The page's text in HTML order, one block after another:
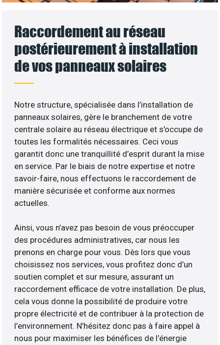
Raccordement au réseau
postérieurement à installation
de vos panneaux solaires
Notre structure, spécialisée dans l’installation de
panneaux solaires, gère le branchement de votre
centrale solaire au réseau électrique et s’occupe de
toutes les formalités nécessaires. Ceci vous
garantit donc une tranquillité d’esprit durant la mise
en service. Par le biais de notre expertise et notre
savoir-faire, nous effectuons le raccordement de
manière sécurisée et conforme aux normes
actuelles.
Ainsi, vous n’avez pas besoin de vous préoccuper
des procédures administratives, car nous les
prenons en charge pour vous. Dès lors que vous
choisissez nos services, vous profitez donc d’un
soutien complet et sur mesure, assurant un
raccordement efficace de votre installation. De plus,
cela vous donne la possibilité de produire votre
propre électricité et de contribuer à la protection de
l’environnement. N’hésitez donc pas à faire appel à
nous pour maximiser les bénéfices de l’énergie